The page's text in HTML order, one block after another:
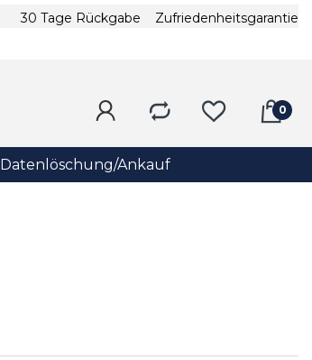
30 Tage Rückgabe Zufriedenheitsgarantie
Datenlöschung/Ankauf